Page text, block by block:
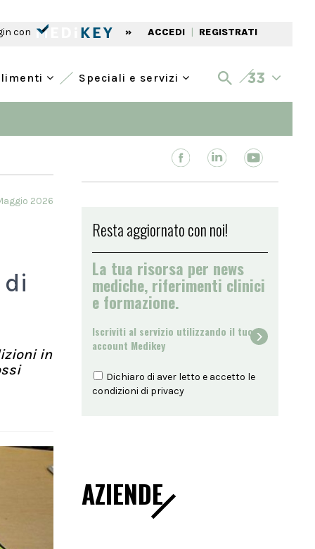
con » ACCEDI | REGISTRATI
Speciali e servizi
2026
in
Resta aggiornato con noi!
La tua risorsa per news
mediche, riferimenti clinici
e formazione.
Iscriviti al servizio utilizzando il tuo
account Medikey
Dichiaro di aver letto e accetto le
condizioni di privacy
AZIENDE